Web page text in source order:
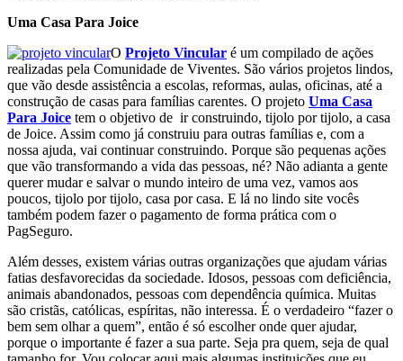
Uma Casa Para Joice
O Projeto Vincular é um compilado de ações
realizadas pela Comunidade de Viventes. São vários projetos lindos,
que vão desde assistência a escolas, reformas, aulas, oficinas, até a
construção de casas para famílias carentes. O projeto Uma Casa
Para Joice tem o objetivo de ir construindo, tijolo por tijolo, a casa
de Joice. Assim como já construiu para outras famílias e, com a
nossa ajuda, vai continuar construindo. Porque são pequenas ações
que vão transformando a vida das pessoas, né? Não adianta a gente
querer mudar e salvar o mundo inteiro de uma vez, vamos aos
poucos, tijolo por tijolo, casa por casa. E lá no lindo site vocês
também podem fazer o pagamento de forma prática com o
PagSeguro.
Além desses, existem várias outras organizações que ajudam várias
fatias desfavorecidas da sociedade. Idosos, pessoas com deficiência,
animais abandonados, pessoas com dependência química. Muitas
são cristãs, católicas, espíritas, não interessa. É o verdadeiro “fazer o
bem sem olhar a quem”, então é só escolher onde quer ajudar,
porque o importante é fazer a sua parte. Seja pra quem, seja de qual